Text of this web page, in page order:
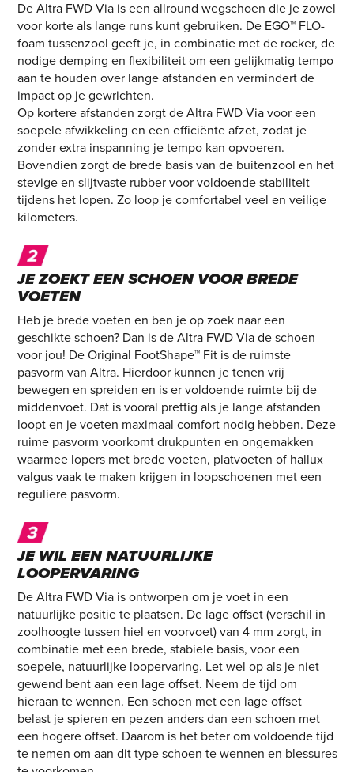
De Altra FWD Via is een allround wegschoen die je zowel
voor korte als lange runs kunt gebruiken. De EGO™ FLO-
foam tussenzool geeft je, in combinatie met de rocker, de
nodige demping en flexibiliteit om een gelijkmatig tempo
aan te houden over lange afstanden en vermindert de
impact op je gewrichten.
Op kortere afstanden zorgt de Altra FWD Via voor een
soepele afwikkeling en een efficiënte afzet, zodat je
zonder extra inspanning je tempo kan opvoeren.
Bovendien zorgt de brede basis van de buitenzool en het
stevige en slijtvaste rubber voor voldoende stabiliteit
tijdens het lopen. Zo loop je comfortabel veel en veilige
kilometers.
JE ZOEKT EEN SCHOEN VOOR BREDE
VOETEN
Heb je brede voeten en ben je op zoek naar een
geschikte schoen? Dan is de Altra FWD Via de schoen
voor jou! De Original FootShape™ Fit is de ruimste
pasvorm van Altra. Hierdoor kunnen je tenen vrij
bewegen en spreiden en is er voldoende ruimte bij de
middenvoet. Dat is vooral prettig als je lange afstanden
loopt en je voeten maximaal comfort nodig hebben. Deze
ruime pasvorm voorkomt drukpunten en ongemakken
waarmee lopers met brede voeten, platvoeten of hallux
valgus vaak te maken krijgen in loopschoenen met een
reguliere pasvorm.
JE WIL EEN NATUURLIJKE
LOOPERVARING
De Altra FWD Via is ontworpen om je voet in een
natuurlijke positie te plaatsen. De lage offset (verschil in
zoolhoogte tussen hiel en voorvoet) van 4 mm zorgt, in
combinatie met een brede, stabiele basis, voor een
soepele, natuurlijke loopervaring. Let wel op als je niet
gewend bent aan een lage offset. Neem de tijd om
hieraan te wennen. Een schoen met een lage offset
belast je spieren en pezen anders dan een schoen met
een hogere offset. Daarom is het beter om voldoende tijd
te nemen om aan dit type schoen te wennen en blessures